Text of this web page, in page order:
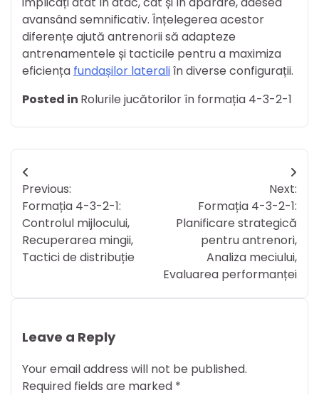
avansând semnificativ. Înțelegerea acestor
diferențe ajută antrenorii să adapteze
antrenamentele și tacticile pentru a maximiza
eficiența fundașilor lateraliîn diverse configurații.
Posted in Rolurile jucătorilor în formația 4-3-2-1
Post
navigation
Previous:
Formația 4-3-2-1:
Controlul mijlocului,
Recuperarea mingii,
Tactici de distribuție
Next:
Formația 4-3-2-1:
Planificare strategică
pentru antrenori,
Analiza meciului,
Evaluarea performanței
Leave a Reply
Your email address will not be published.
Required fields are marked *